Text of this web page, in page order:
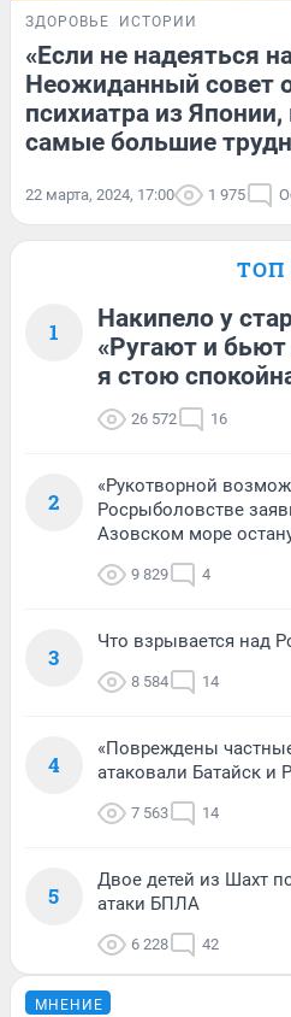
ЗДОРОВЬЕ ИСТОРИИ
«Если не надеяться
Неожиданный совет
психиатра из
самые большие
22 марта, 2024, 17:00 1 975
ТОП
1
Накипело у
«Ругают и
я стою
26 572 16
2
«Рукотворной
Росрыболовстве
Азовском море
9 829 4
3
Что взрывается над
8 584 14
4
«Повреждены
атаковали Батайск и
7 563 14
5
Двое детей из Шахт
атаки БПЛА
6 228 42
МНЕНИЕ